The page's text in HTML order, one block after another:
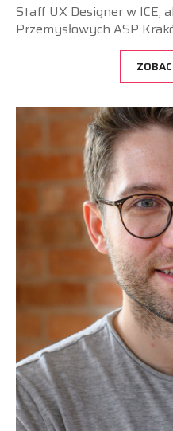
Staff UX Designer w ICE,
Przemysłowych ASP